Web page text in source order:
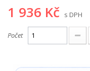
1 936 Kč s DPH
Počet